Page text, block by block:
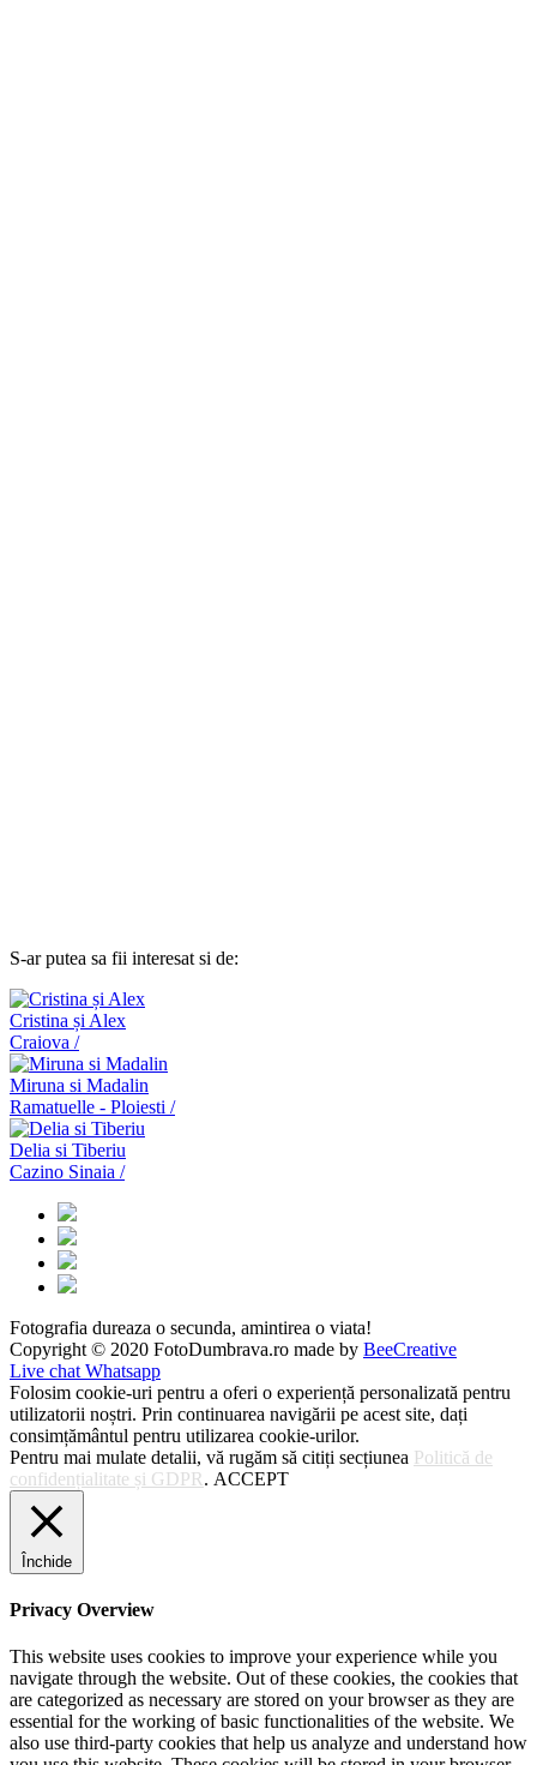
S-ar putea sa fii interesat si de:
Cristina și Alex
Craiova /
Miruna si Madalin
Ramatuelle - Ploiesti /
Delia si Tiberiu
Cazino Sinaia /
Fotografia dureaza o secunda, amintirea o viata!
Copyright © 2020 FotoDumbrava.ro made by BeeCreative
Live chat Whatsapp
Folosim cookie-uri pentru a oferi o experiență personalizată pentru
utilizatorii noștri. Prin continuarea navigării pe acest site, dați
consimțământul pentru utilizarea cookie-urilor.
Pentru mai mulate detalii, vă rugăm să citiți secțiunea Politică de
confidențialitate și GDPR. ACCEPT
Închide
Privacy Overview
This website uses cookies to improve your experience while you
navigate through the website. Out of these cookies, the cookies that
are categorized as necessary are stored on your browser as they are
essential for the working of basic functionalities of the website. We
also use third-party cookies that help us analyze and understand how